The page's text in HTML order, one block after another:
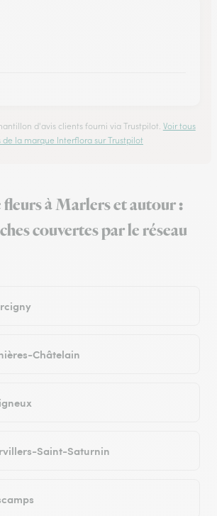
d'avis clients fourni via Trustpilot. Voir tous
de la marque Interflora sur Trustpilot
à Marlers et autour :
couvertes par le réseau
Châtelain
Saint-Saturnin